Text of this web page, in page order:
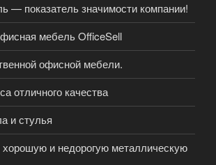
— показатель значимости компании!
мебель OfficeSell
офисной мебели.
отличного качества
и стулья
хорошую и недорогую металлическую